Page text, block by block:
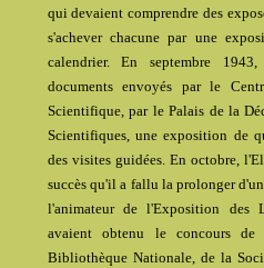
qui devaient comprendre des
s'achever chacune par une
calendrier. En septembre
documents envoyés par le
Scientifique, par le Palais de la
Scientifiques, une exposition de
des visites guidées. En octobre,
succès qu'il a fallu la prolonger
l'animateur de l'Exposition des
avaient obtenu le concours de
Bibliothèque Nationale, de la